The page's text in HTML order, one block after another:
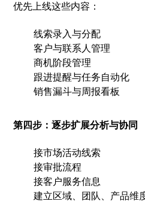
优先上线这些内容：
线索录入与分配
客户与联系人管理
商机阶段管理
跟进提醒与任务自动化
销售漏斗与周报看板
第四步：逐步扩展分析与协同
接市场活动线索
接审批流程
接客户服务信息
建立区域、团队、产品维